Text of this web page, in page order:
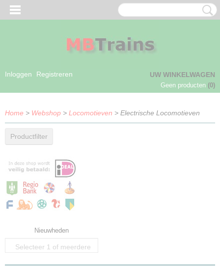
Inloggen Registreren UW WINKELWAGEN
Geen producten (0)
Home > Webshop > Locomotieven > Electrische Locomotieven
Productfilter
Nieuwheden
Selecteer 1 of meerdere